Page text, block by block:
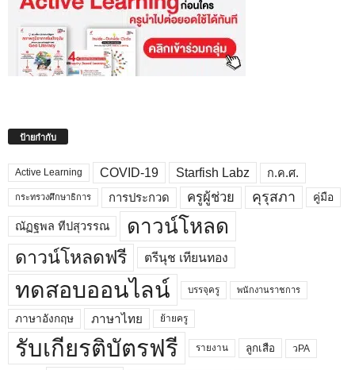
ป้ายกำกับ
Active Learning COVID-19 Starfish Labz ก.ค.ศ.
กระทรวงศึกษาธิการ การประกวด ครูผู้ช่วย คุรุสภา คู่มือ
ณัฏฐพล ทีปสุวรรณ ดาวน์โหลด
ดาวน์โหลดฟรี ตรีนุช เทียนทอง
ทดสอบออนไลน์ บรรจุครู พนักงานราชการ
ภาษาอังกฤษ ภาษาไทย ย้ายครู
รับเกียรติบัตรฟรี รายงาน ลูกเสือ วPA